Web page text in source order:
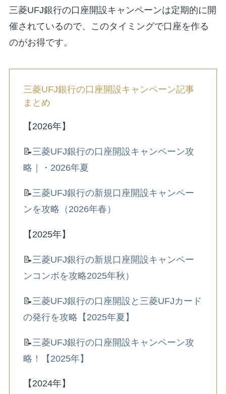
三菱UFJ銀行の口座開設キャンペーンは定期的に開
催されているので、このタイミングで口座を作る
のがお得です。
三菱UFJ銀行の口座開設キャンペーン記事
まとめ
【2026年】
📝三菱UFJ銀行の口座開設キャンペーン攻
略｜・2026年夏
📝三菱UFJ銀行の新規口座開設キャンペー
ンを攻略（2026年春）
【2025年】
📝三菱UFJ銀行の新規口座開設キャンペー
ンコンボを攻略2025年秋）
📝三菱UFJ銀行の口座開設と三菱UFJカード
の発行を攻略【2025年夏】
📝三菱UFJ銀行の口座開設キャンペーン攻
略！【2025年】
【2024年】